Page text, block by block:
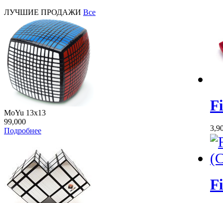
ЛУЧШИЕ ПРОДАЖИ Все
MoYu 13x13
99,000
Подробнее